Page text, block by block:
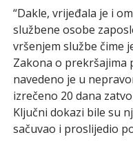
“Dakle, vrijeđala je i
službene osobe
vršenjem službe čime
Zakona o prekršajima
navedeno je u
izrečeno 20 dana
Ključni dokazi bile su
sačuvao i proslijedio